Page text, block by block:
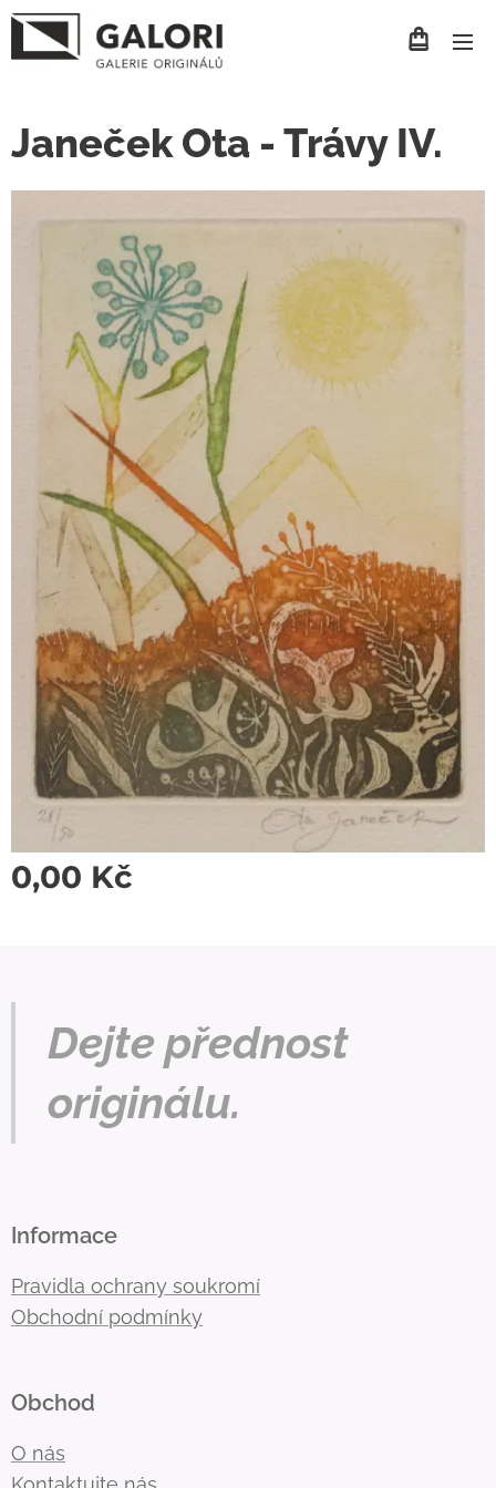
Janeček Ota - Trávy IV.
0,00 Kč
Dejte přednost
originálu.
Informace
Pravidla ochrany soukromí
Obchodní podmínky
Obchod
O nás